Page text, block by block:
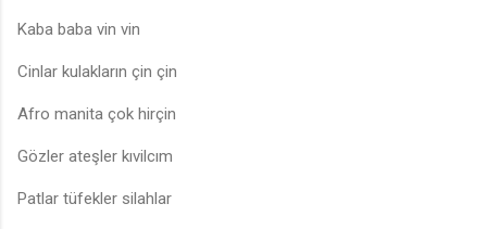
Kaba baba vin vin
Cinlar kulakların çin çin
Afro manita çok hirçin
Gözler ateşler kıvilcım
Patlar tüfekler silahlar